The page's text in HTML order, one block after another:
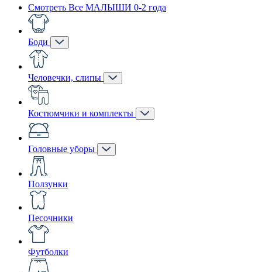
Смотреть Все МАЛЫШИ 0-2 года
Боди
Человечки, слипы
Костюмчики и комплекты
Головные уборы
Ползунки
Песочники
Футболки